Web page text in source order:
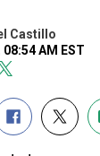
Castillo
AM EST